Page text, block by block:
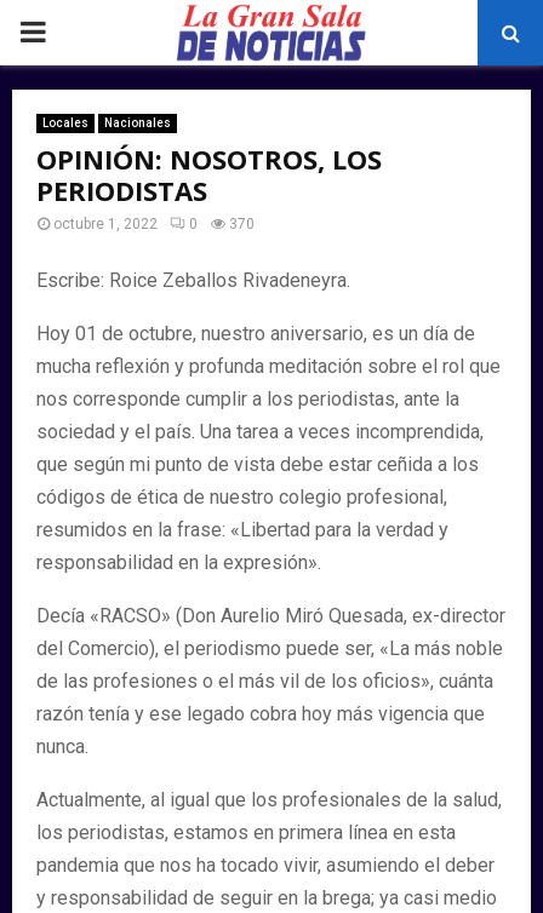
PRIMARY
MENU
Locales Nacionales
OPINIÓN: NOSOTROS, LOS
PERIODISTAS
octubre 1, 2022 0 370
Escribe: Roice Zeballos Rivadeneyra.
Hoy 01 de octubre, nuestro aniversario, es un día de
mucha reflexión y profunda meditación sobre el rol que
nos corresponde cumplir a los periodistas, ante la
sociedad y el país. Una tarea a veces incomprendida,
que según mi punto de vista debe estar ceñida a los
códigos de ética de nuestro colegio profesional,
resumidos en la frase: «Libertad para la verdad y
responsabilidad en la expresión».
Decía «RACSO» (Don Aurelio Miró Quesada, ex-director
del Comercio), el periodismo puede ser, «La más noble
de las profesiones o el más vil de los oficios», cuánta
razón tenía y ese legado cobra hoy más vigencia que
nunca.
Actualmente, al igual que los profesionales de la salud,
los periodistas, estamos en primera línea en esta
pandemia que nos ha tocado vivir, asumiendo el deber
y responsabilidad de seguir en la brega; ya casi medio